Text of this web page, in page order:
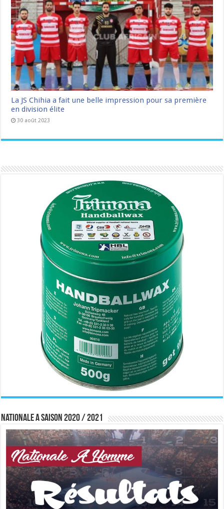
La JS Chihia a fait une belle impression pour sa première
en division élite
30 août 2023
Nationale A saison 2020 / 2021